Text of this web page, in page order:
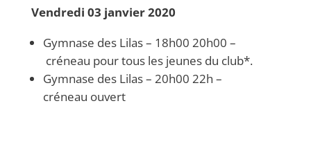
Vendredi 03 janvier 2020
Gymnase des Lilas – 18h00 20h00 –
créneau pour tous les jeunes du club*.
Gymnase des Lilas – 20h00 22h –
créneau ouvert